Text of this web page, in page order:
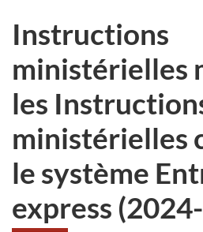
Instructions
ministérielles
les
ministérielles
le système
express